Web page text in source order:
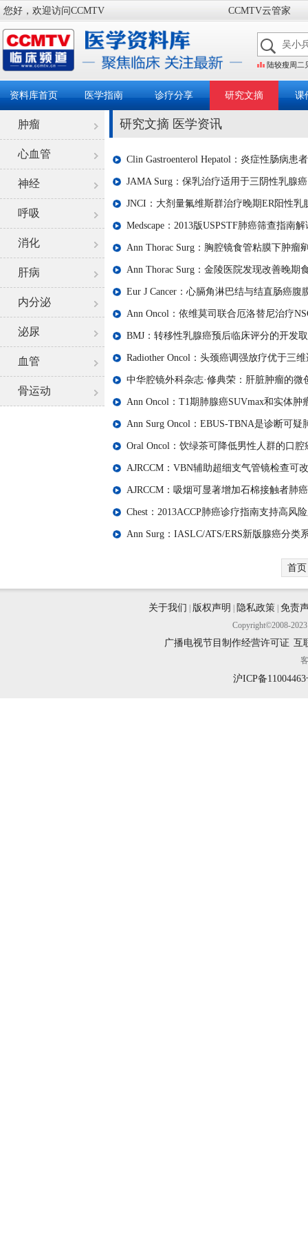
您好，欢迎访问CCMTV CCMTV云管家
陆较瘦周二
资料库首页 医学指南 诊疗分享 研究文摘 课
肿瘤
心血管
神经
呼吸
消化
肝病
内分泌
泌尿
血管
骨运动
研究文摘 医学资讯
Clin Gastroenterol Hepatol：炎症性肠病患
JAMA Surg：保乳治疗适用于三阴性乳腺癌
JNCI：大剂量氟维斯群治疗晚期ER阳性乳
Medscape：2013版USPSTF肺癌筛查指南解
Ann Thorac Surg：胸腔镜食管粘膜下肿瘤
Ann Thorac Surg：金陵医院发现改善晚期
Eur J Cancer：心膈角淋巴结与结直肠癌腹
Ann Oncol：依维莫司联合厄洛替尼治疗
BMJ：转移性乳腺癌预后临床评分的开发
Radiother Oncol：头颈癌调强放疗优于三
中华腔镜外科杂志·修典荣：肝脏肿瘤的微
Ann Oncol：T1期肺腺癌SUVmax和实体
Ann Surg Oncol：EBUS-TBNA是诊断可疑
Oral Oncol：饮绿茶可降低男性人群的口腔
AJRCCM：VBN辅助超细支气管镜检查可
AJRCCM：吸烟可显著增加石棉接触者肺
Chest：2013ACCP肺癌诊疗指南支持高风
Ann Surg：IASLC/ATS/ERS新版腺癌分类
首页
关于我们 版权声明 隐私政策 免责
Copyright©2008-
广播电视节目制作经营许可证 互
沪ICP备